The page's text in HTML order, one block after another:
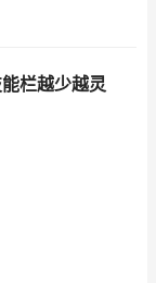
栏越少越灵